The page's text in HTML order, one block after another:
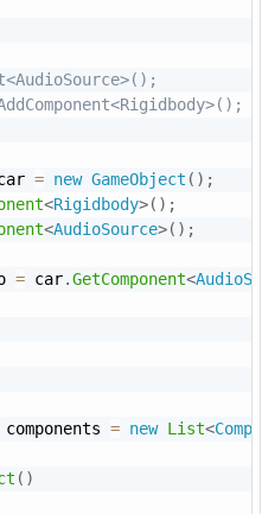
= new GameObject ( ) ;
<Rigidbody>( ) ;
<AudioSource>( ) ;
= car.GetComponent<
components = new List<
( )